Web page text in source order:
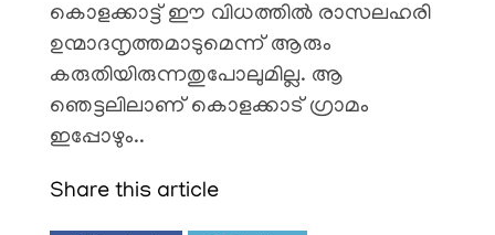
കൊളക്കാട്ട് ഈ വിധത്തിൽ രാസലഹരി
ഉന്മാദനൃത്തമാടുമെന്ന് ആരും
കരുതിയിരുന്നതുപോലുമില്ല. ആ
ഞെട്ടലിലാണ് കൊളക്കാട് ഗ്രാമം
ഇപ്പോഴും..
Share this article